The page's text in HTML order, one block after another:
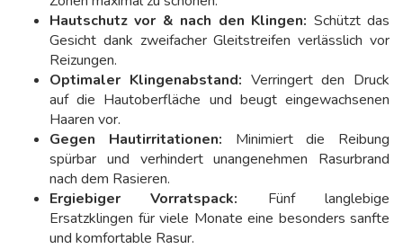
Hautschutz vor & nach den Klingen: Schützt das
Gesicht dank zweifacher Gleitstreifen verlässlich vor
Reizungen.
Optimaler Klingenabstand: Verringert den Druck
auf die Hautoberfläche und beugt eingewachsenen
Haaren vor.
Gegen Hautirritationen: Minimiert die Reibung
spürbar und verhindert unangenehmen Rasurbrand
nach dem Rasieren.
Ergiebiger Vorratspack: Fünf langlebige
Ersatzklingen für viele Monate eine besonders sanfte
und komfortable Rasur.